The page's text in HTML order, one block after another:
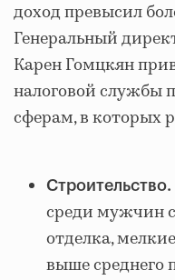
доход превысил
Генеральный
Карен Гомцкян
налоговой службы
сферам, в которых
Строительство.
среди мужчин
отделка,
выше среднего